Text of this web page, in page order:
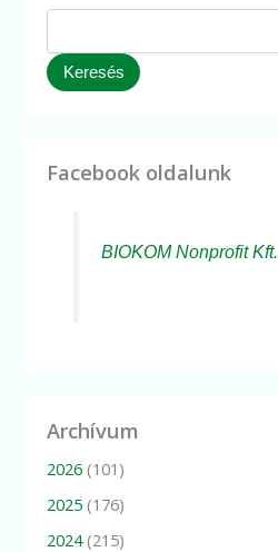
Keresés
Facebook oldalunk
BIOKOM Nonprofit Kft.
Archívum
2026 (101)
2025 (176)
2024(215)